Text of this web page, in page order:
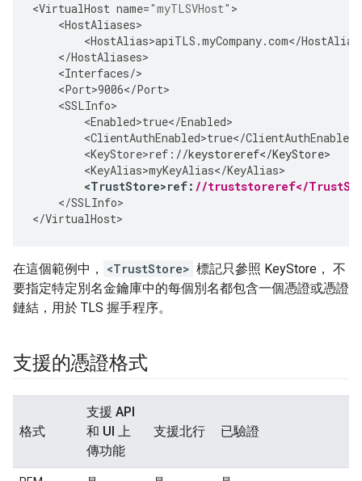
<VirtualHost name="myTLSVHost" >
<HostAliases>
<HostAlias>apiTLS .myCompany.com</HostAlias
</HostAliases>
<Interfaces/>
<Port>9006</Port>
<SSLInfo>
<Enabled>true</Enabled>
<ClientAuthEnabled>true</ClientAuthEnabled
<KeyStore>ref : //keystoreref</KeyStore>
<KeyAlias>myKeyAlias</KeyAlias>
<TrustStore>ref: //truststoreref</
</SSLInfo>
</VirtualHost>
在這個範例中， <TrustStore> 標記只參照 KeyStore， 不
要指定特定別名金鑰庫中的每個別名都包含一個憑證或憑證
鏈結，用於 TLS 握手程序。
支援的憑證格式
格式
支援 API
和 UI 上
傳功能
支援北行 已驗證